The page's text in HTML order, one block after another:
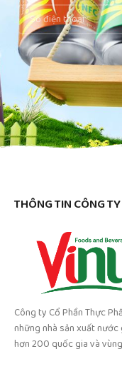
THÔNG TIN CÔNG TY
Công ty Cổ Phần Thực
những nhà sản xuất nước
hơn 200 quốc gia và